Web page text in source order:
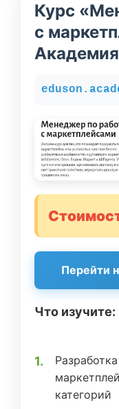
Курс
с
Перейти
Что изучите:
категорий